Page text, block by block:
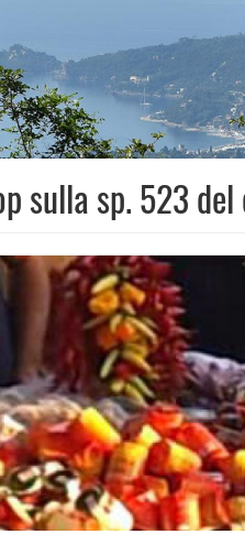
sulla sp. 523